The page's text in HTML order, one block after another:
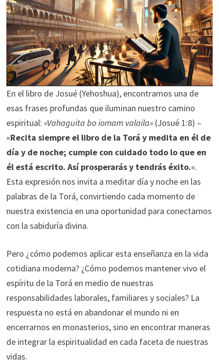
En el libro de Josué (Yehoshua), encontramos una de
esas frases profundas que iluminan nuestro camino
espiritual: «Vahaguita bo iomam valaila» (Josué 1:8) –
«Recita siempre el libro de la Torá y medita en él de
día y de noche; cumple con cuidado todo lo que en
él está escrito. Así prosperarás y tendrás éxito.«.
Esta expresión nos invita a meditar día y noche en las
palabras de la Torá, convirtiendo cada momento de
nuestra existencia en una oportunidad para conectarnos
con la sabiduría divina.
Pero ¿cómo podemos aplicar esta enseñanza en la vida
cotidiana moderna? ¿Cómo podemos mantener vivo el
espíritu de la Torá en medio de nuestras
responsabilidades laborales, familiares y sociales? La
respuesta no está en abandonar el mundo ni en
encerrarnos en monasterios, sino en encontrar maneras
de integrar la espiritualidad en cada faceta de nuestras
vidas.